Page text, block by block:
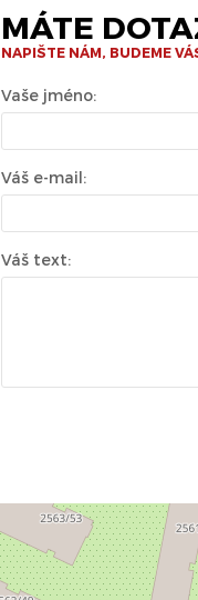
MÁTE
NAPIŠTE NÁM, BUDEME
Vaše jméno:
Váš e-mail:
Váš text: